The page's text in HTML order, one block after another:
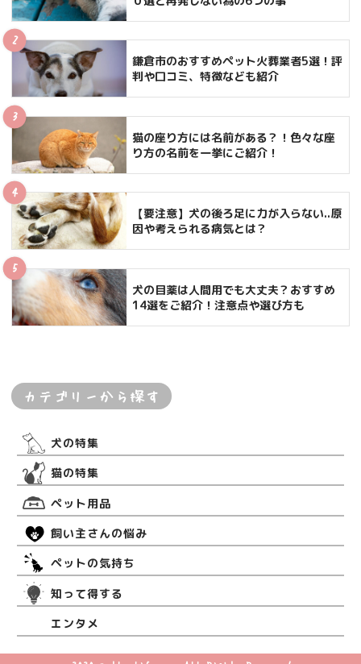
鎌倉市のおすすめペット火葬業者5選！評
判や口コミ、特徴なども紹介
猫の座り方には名前がある？！色々な座
り方の名前を一挙にご紹介！
【要注意】犬の後ろ足に力が入らない..原
因や考えられる病気とは？
犬の目薬は人間用でも大丈夫？おすすめ
14選をご紹介！注意点や選び方も
カテゴリーから探す
犬の特集
猫の特集
ペット用品
飼い主さんの悩み
ペットの気持ち
知って得する
エンタメ